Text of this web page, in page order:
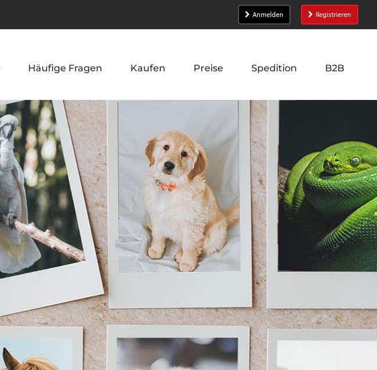
Anmelden Registrieren
Häufige Fragen Kaufen Preise Spedition B2B